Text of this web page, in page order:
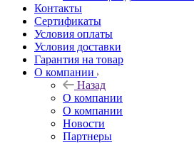
Контакты
Сертификаты
Условия оплаты
Условия доставки
Гарантия на товар
О компании
Назад
О компании
О компании
Новости
Партнеры